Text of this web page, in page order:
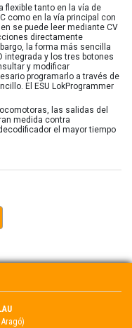
flexible tanto en la vía de
como en la vía principal con
se puede leer mediante CV
directamente
la forma más sencilla
integrada y los tres botones
y modificar
programarlo a través de
El ESU LokProgrammer
las salidas del
medida contra
el mayor tiempo